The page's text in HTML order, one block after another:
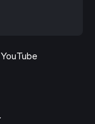
YouTube